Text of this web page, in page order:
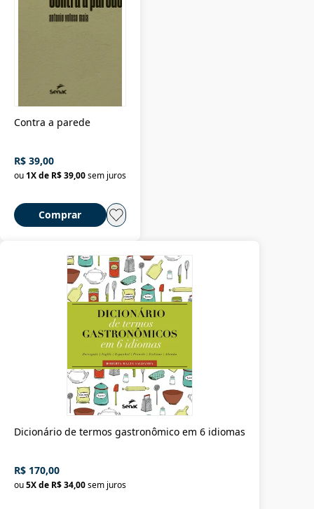
Contra a parede
R$ 39,00
ou1X de R$ 39,00sem juros
Comprar
Dicionário de termos gastronômico em 6 idiomas
R$ 170,00
ou5X de R$ 34,00sem juros